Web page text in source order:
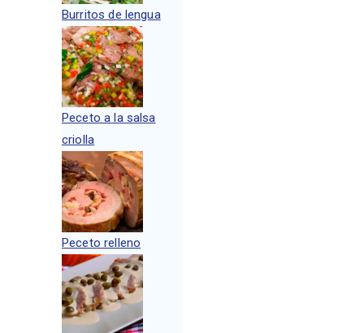
Burritos de lengua
Peceto a la salsa
criolla
Peceto relleno